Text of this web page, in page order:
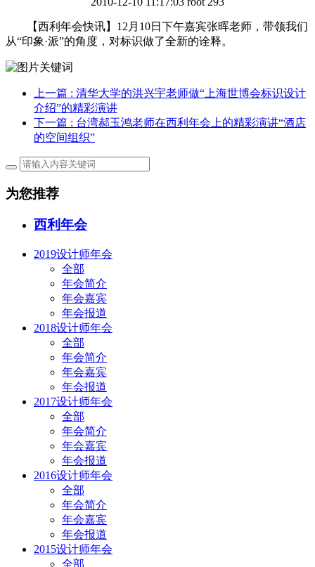
【西利年会快讯】12月10日下午嘉宾张晖老师，带领我们
从“印象·派”的角度，对标识做了全新的诠释。
上一篇 : 清华大学的洪兴宇老师做“上海世博会标识设计
介绍”的精彩演讲
下一篇 : 台湾郝玉鸿老师在西利年会上的精彩演讲“酒店
的空间组织”
为您推荐
西利年会
2019设计师年会
全部
年会简介
年会嘉宾
年会报道
2018设计师年会
全部
年会简介
年会嘉宾
年会报道
2017设计师年会
全部
年会简介
年会嘉宾
年会报道
2016设计师年会
全部
年会简介
年会嘉宾
年会报道
2015设计师年会
全部